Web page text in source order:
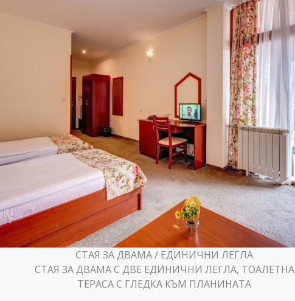
СТАЯ ЗА ДВАМА / ЕДИНИЧНИ ЛЕГЛА
СТАЯ ЗА ДВАМА С ДВЕ ЕДИНИЧНИ ЛЕГЛА, ТОАЛЕТНА
ТЕРАСА С ГЛЕДКА КЪМ ПЛАНИНАТА